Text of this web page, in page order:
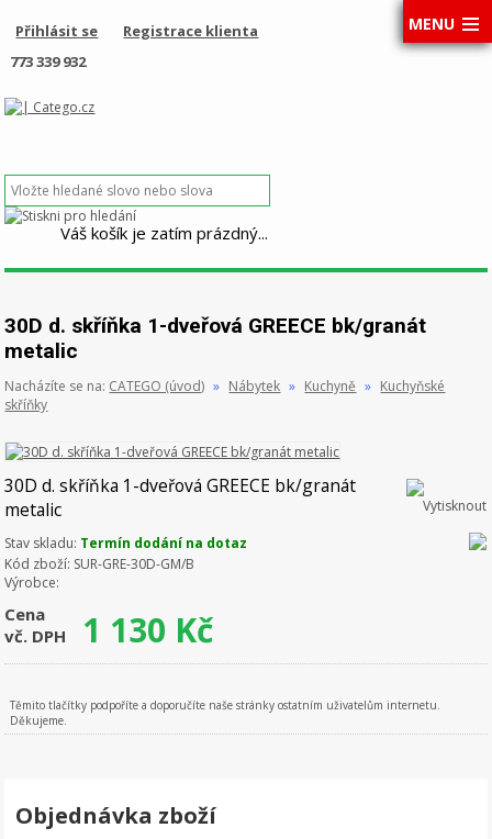
MENU
Přihlásit se
Registrace klienta
773 339 932
Váš košík je zatím prázdný...
30D d. skříňka 1-dveřová GREECE bk/granát
metalic
Nacházíte se na: CATEGO (úvod) » Nábytek » Kuchyně » Kuchyňské
skříňky
30D d. skříňka 1-dveřová GREECE bk/granát
metalic
Stav skladu: Termín dodání na dotaz
Kód zboží: SUR-GRE-30D-GM/B
Výrobce:
Cena
vč. DPH
1 130 Kč
Těmito tlačítky podpoříte a doporučíte naše stránky ostatním uživatelům internetu.
Děkujeme.
Objednávka zboží